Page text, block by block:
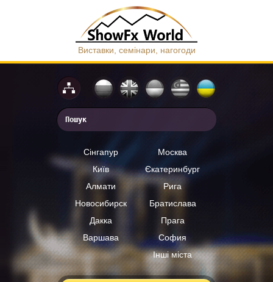
Виставки, семінари, нагогоди
Сінгапур
Москва
Київ
Єкатеринбург
Алмати
Рига
Новосибирск
Братислава
Дакка
Прага
Варшава
София
Інші міста